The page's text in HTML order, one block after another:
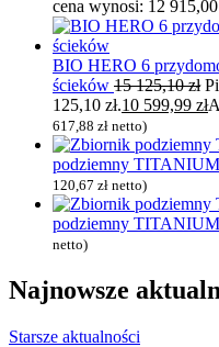
cena wynosi: 12 915,00
BIO HERO 6
ścieków 15 125,10zł
125,10 zł.10 599,99 zł
617,88 zł netto)
podziemny
120,67 zł netto)
podziemny
netto)
Najnowsze
Starsze aktualności